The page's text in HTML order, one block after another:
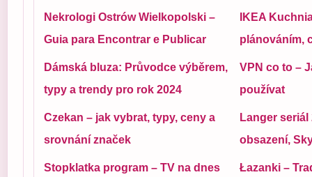
Nekrologi Ostrów Wielkopolski –
Guia para Encontrar e Publicar
IKEA
plánováním,
Dámská bluza: Průvodce výběrem,
typy a trendy pro rok 2024
VPN co to –
používat
Czekan – jak vybrat, typy, ceny a
srovnání značek
Langer seriál
obsazení,
Stopklatka program – TV na dnes
Łazanki –